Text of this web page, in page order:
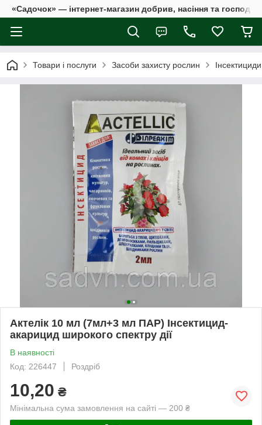
«Садочок» — інтернет-магазин добрив, насіння та
Товари і послуги Засоби захисту рослин Інсектициди
Актелік 10 мл (7мл+3 мл ПАР) Інсектицид-
акарицид широкого спектру дії
В наявності
Код: 226447
Роздріб
10,20 ₴
Мінімальна сума замовлення на сайті — 200 ₴